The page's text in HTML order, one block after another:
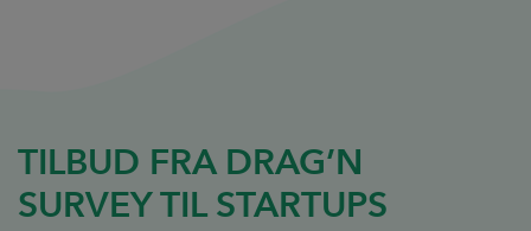
TILBUD FRA DRAG’N
SURVEY TIL STARTUPS